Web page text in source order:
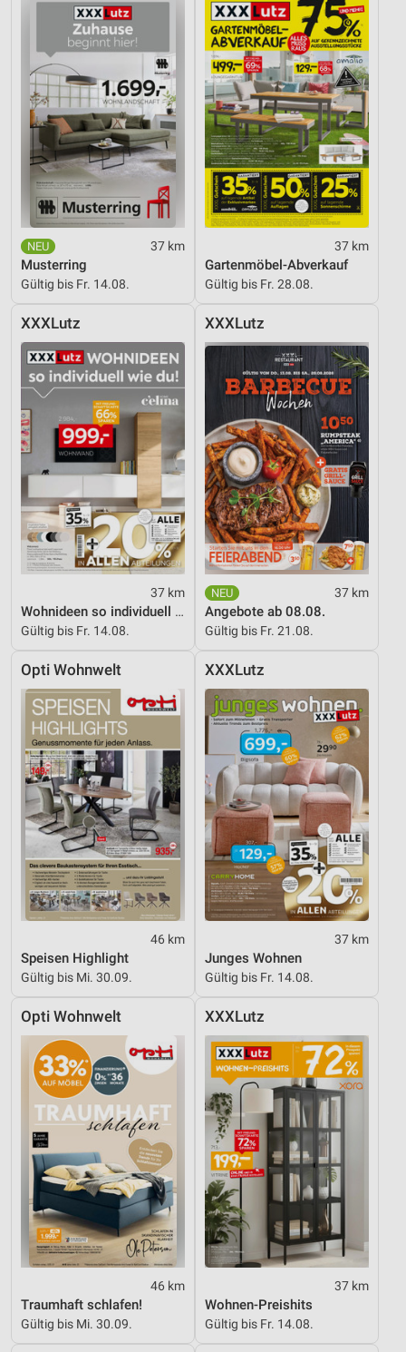
37 km
Musterring
Gültig bis Fr. 14.08.
37 km
Gartenmöbel-Abverkauf
Gültig bis Fr. 28.08.
XXXLutz
37 km
Wohnideen so individuell wie du!
Gültig bis Fr. 14.08.
XXXLutz
37 km
Angebote ab 08.08.
Gültig bis Fr. 21.08.
Opti Wohnwelt
46 km
Speisen Highlight
Gültig bis Mi. 30.09.
XXXLutz
37 km
Junges Wohnen
Gültig bis Fr. 14.08.
Opti Wohnwelt
46 km
Traumhaft schlafen!
Gültig bis Mi. 30.09.
XXXLutz
37 km
Wohnen-Preishits
Gültig bis Fr. 14.08.